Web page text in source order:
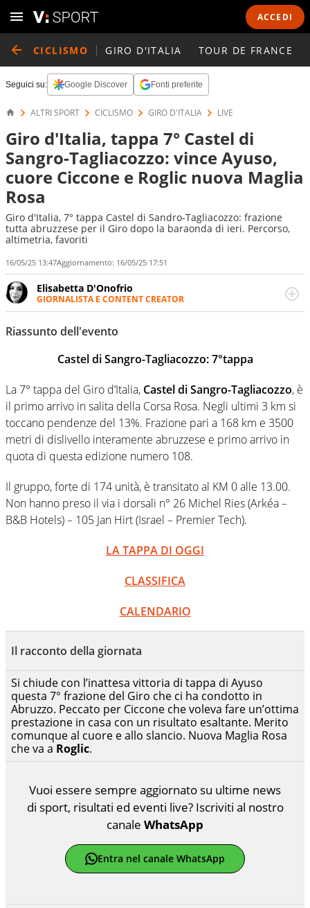
ACCEDI
CICLISMO GIRO D'ITALIA TOUR DE FRANCE
Seguici su: Google Discover Fonti preferite
ALTRI SPORT CICLISMO GIRO D'ITALIA LIVE
Giro d'Italia, tappa 7° Castel di
Sangro-Tagliacozzo: vince Ayuso,
cuore Ciccone e Roglic nuova Maglia
Rosa
Giro d'Italia, 7° tappa Castel di Sandro-Tagliacozzo: frazione
tutta abruzzese per il Giro dopo la baraonda di ieri. Percorso,
altimetria, favoriti
16/05/25 13:47Aggiornamento: 16/05/25 17:51
Elisabetta D'Onofrio
GIORNALISTA E CONTENT CREATOR
Giornalista professionista dal 2007, scrive per curiosità
personale e necessità: soprattutto di calcio, di sport e dei
suoi protagonisti, concedendosi innocenti evasioni
destra, oggi si sente a suo agio nel ruolo di libero. Cura
Riassunto dell'evento
Castel di Sangro-Tagliacozzo: 7°tappa
La 7° tappa del Giro d’Italia, Castel di Sangro-Tagliacozzo, è
il primo arrivo in salita della Corsa Rosa. Negli ultimi 3 km si
toccano pendenze del 13%. Frazione pari a 168 km e 3500
metri di dislivello interamente abruzzese e primo arrivo in
quota di questa edizione numero 108.
Il gruppo, forte di 174 unità, è transitato al KM 0 alle 13.00.
Non hanno preso il via i dorsali n° 26 Michel Ries (Arkéa –
B&B Hotels) – 105 Jan Hirt (Israel – Premier Tech).
LA TAPPA DI OGGI
CLASSIFICA
CALENDARIO
Il racconto della giornata
Si chiude con l’inattesa vittoria di tappa di Ayuso
questa 7° frazione del Giro che ci ha condotto in
Abruzzo. Peccato per Ciccone che voleva fare un’ottima
prestazione in casa con un risultato esaltante. Merito
comunque al cuore e allo slancio. Nuova Maglia Rosa
che va a Roglic.
Vuoi essere sempre aggiornato su ultime news
di sport, risultati ed eventi live? Iscriviti al nostro
canale WhatsApp
Entra nel canale WhatsApp